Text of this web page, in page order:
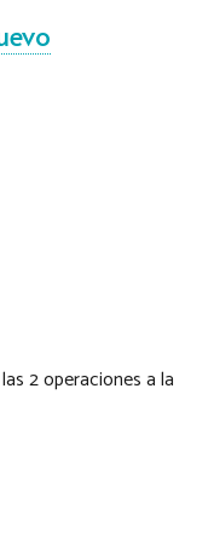
2 operaciones a la